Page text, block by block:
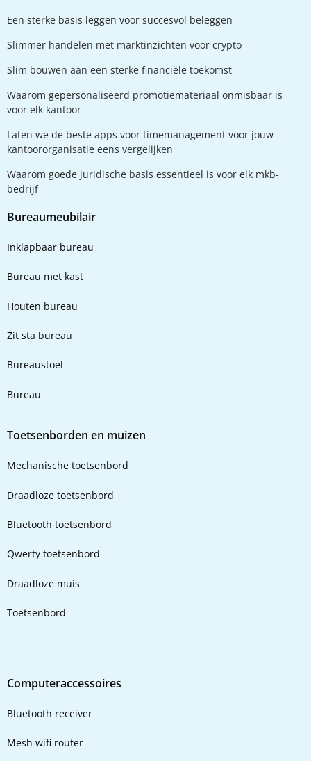
Een sterke basis leggen voor succesvol beleggen
Slimmer handelen met marktinzichten voor crypto
Slim bouwen aan een sterke financiële toekomst
Waarom gepersonaliseerd promotiemateriaal onmisbaar is
voor elk kantoor
Laten we de beste apps voor timemanagement voor jouw
kantoororganisatie eens vergelijken
Waarom goede juridische basis essentieel is voor elk mkb-
bedrijf
Bureaumeubilair
Inklapbaar bureau
Bureau met kast
Houten bureau
Zit sta bureau
Bureaustoel
Bureau
Toetsenborden en muizen
Mechanische toetsenbord
Draadloze toetsenbord
Bluetooth toetsenbord
Qwerty toetsenbord
Draadloze muis
Toetsenbord
Computeraccessoires
Bluetooth receiver
Mesh wifi router